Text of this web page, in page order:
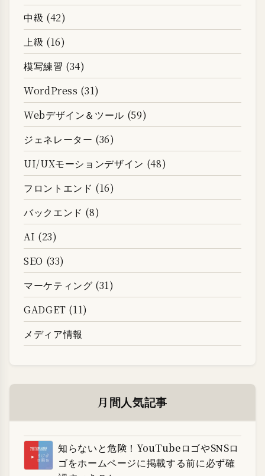
中級 (42)
上級 (16)
模写練習 (34)
WordPress (31)
Webデザイン＆ツール (59)
ジェネレーター (36)
UI/UXモーションデザイン (48)
フロントエンド (16)
バックエンド (8)
AI (23)
SEO (33)
マーケティング (31)
GADGET (11)
メディア情報
月間人気記事
知らないと危険！YouTubeロゴやSNSロ
ゴをホームページに掲載する前に必ず確